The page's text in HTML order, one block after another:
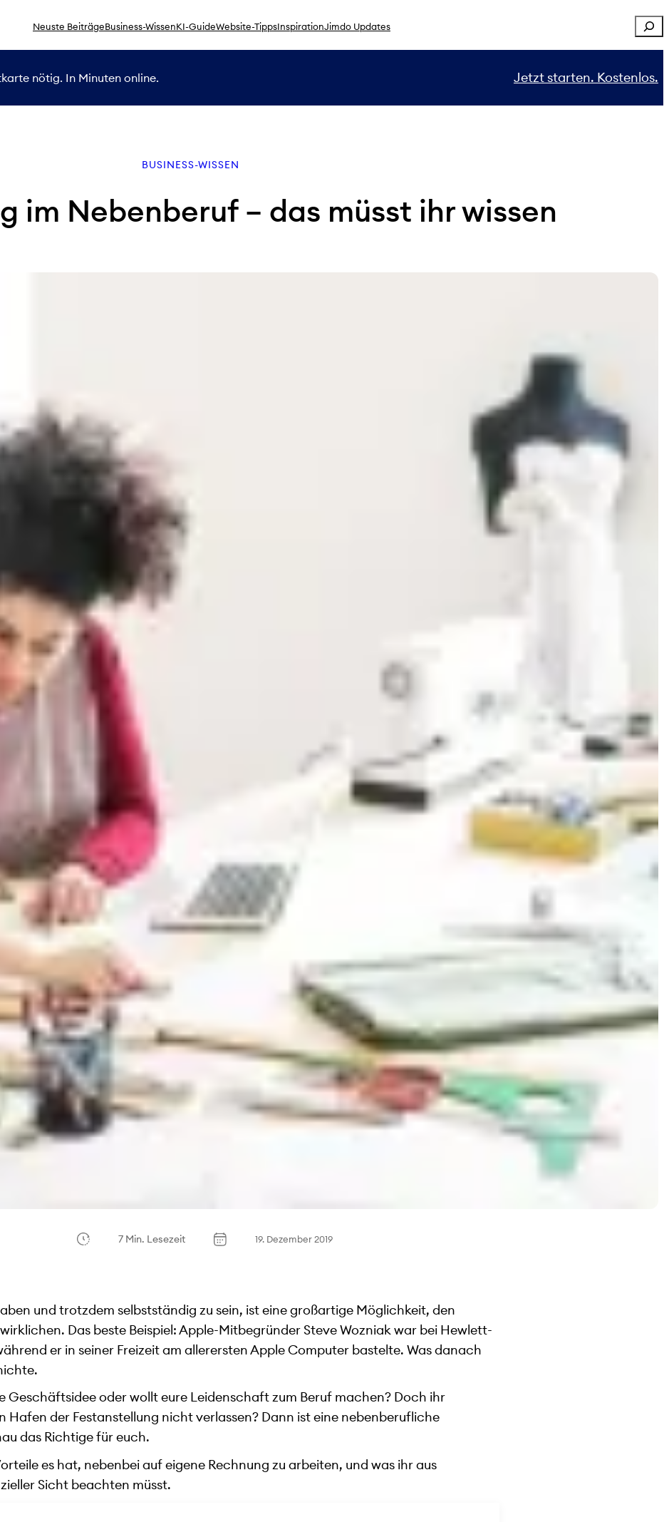
Neuste BeiträgeBusiness-WissenKI-GuideWebsite-TippsInspirationJimdo Updates
nötig. In Minuten online. Jetzt starten. Kostenlos.
BUSINESS-WISSEN
im Nebenberuf – das müsst ihr wissen
7 Min. Lesezeit 19. Dezember 2019
und trotzdem selbstständig zu sein, ist eine großartige Möglichkeit, den
Das beste Beispiel: Apple-Mitbegründer Steve Wozniak war bei Hewlett-
er in seiner Freizeit am allerersten Apple Computer bastelte. Was danach
Geschäftsidee oder wollt eure Leidenschaft zum Beruf machen? Doch ihr
Hafen der Festanstellung nicht verlassen? Dann ist eine nebenberufliche
das Richtige für euch.
es hat, nebenbei auf eigene Rechnung zu arbeiten, und was ihr aus
Sicht beachten müsst.